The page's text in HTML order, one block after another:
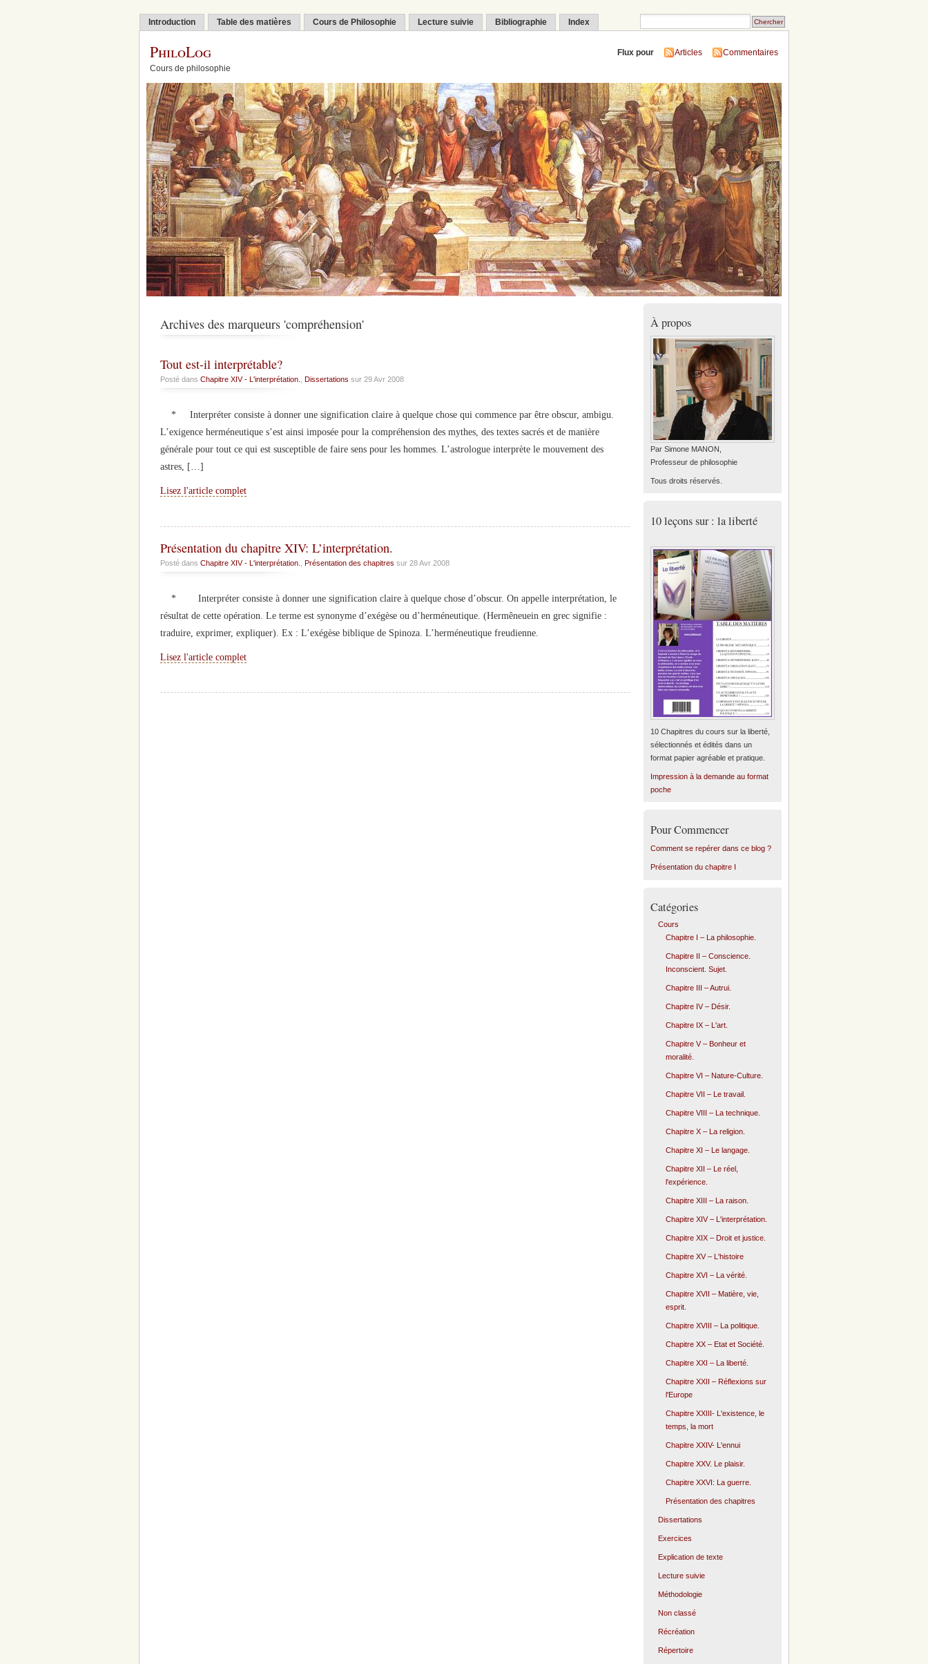
Introduction Table des matières Cours de Philosophie Lecture suivie Bibliographie Index
PhiloLog
Cours de philosophie
Flux pour Articles Commentaires
Archives des marqueurs 'compréhension'
Tout est-il interprétable?
Posté dans Chapitre XIV - L'interprétation., Dissertations sur 29 Avr 2008
* Interpréter consiste à donner une signification claire à quelque chose qui commence par être obscur, ambigu.
L’exigence herméneutique s’est ainsi imposée pour la compréhension des mythes, des textes sacrés et de manière
générale pour tout ce qui est susceptible de faire sens pour les hommes. L’astrologue interprète le mouvement des
astres, […]
Lisez l'article complet
Présentation du chapitre XIV: L’interprétation.
Posté dans Chapitre XIV - L'interprétation. Présentation des chapitres sur 28 Avr 2008
* Interpréter consiste à donner une signification claire à quelque chose d’obscur. On appelle interprétation, le
résultat de cette opération. Le terme est synonyme d’exégèse ou d’herméneutique. (Hermêneuein en grec signifie :
traduire, exprimer, expliquer). Ex : L’exégèse biblique de Spinoza. L’herméneutique freudienne.
Lisez l'article complet
À propos
Par Simone MANON,
Professeur de philosophie
Tous droits réservés.
10 leçons sur : la liberté
10 Chapitres du cours sur la liberté,
sélectionnés et édités dans un
format papier agréable et pratique.
Impression à la demande au format
poche
Pour Commencer
Comment se repérer dans ce blog ?
Présentation du chapitre I
Catégories
Cours
Chapitre I – La philosophie.
Chapitre II – Conscience.
Inconscient. Sujet.
Chapitre III – Autrui.
Chapitre IV – Désir.
Chapitre IX – L'art.
Chapitre V – Bonheur et
moralité.
Chapitre VI – Nature-Culture.
Chapitre VII – Le travail.
Chapitre VIII – La technique.
Chapitre X – La religion.
Chapitre XI – Le langage.
Chapitre XII – Le réel,
l'expérience.
Chapitre XIII – La raison.
Chapitre XIV – L'interprétation.
Chapitre XIX – Droit et justice.
Chapitre XV – L'histoire
Chapitre XVI – La vérité.
Chapitre XVII – Matière, vie,
esprit.
Chapitre XVIII – La politique.
Chapitre XX – Etat et Société.
Chapitre XXI – La liberté.
Chapitre XXII – Réflexions sur
l'Europe
Chapitre XXIII- L'existence, le
temps, la mort
Chapitre XXIV- L'ennui
Chapitre XXV. Le plaisir.
Chapitre XXVI: La guerre.
Présentation des chapitres
Dissertations
Exercices
Explication de texte
Lecture suivie
Méthodologie
Non classé
Récréation
Répertoire